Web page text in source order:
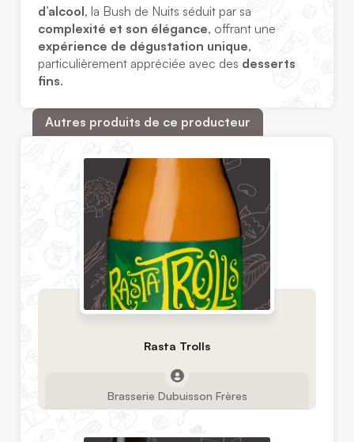
d’alcool, la Bush de Nuits séduit par sa
complexité et son élégance, offrant une
expérience de dégustation unique,
particulièrement appréciée avec des desserts
fins.
Autres produits de ce producteur
Rasta Trolls
Brasserie Dubuisson Frères